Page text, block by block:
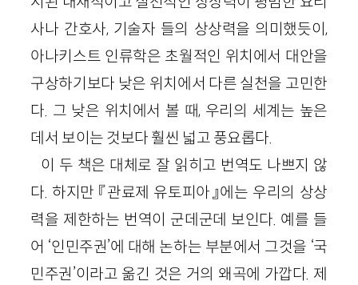
사나 간호사, 기술자 들의 상상력을 의미했듯이,
아나키스트 인류학은 초월적인 위치에서 대안을
구상하기보다 낮은 위치에서 다른 실천을 고민한
다. 그 낮은 위치에서 볼 때, 우리의 세계는 높은
데서 보이는 것보다 훨씬 넓고 풍요롭다.
이 두 책은 대체로 잘 읽히고 번역도 나쁘지 않
다. 하지만 『관료제 유토피아』에는 우리의 상상
력을 제한하는 번역이 군데군데 보인다. 예를 들
어 ‘인민주권’에 대해 논하는 부분에서 그것을 ‘국
민주권’이라고 옮긴 것은 거의 왜곡에 가깝다. 제